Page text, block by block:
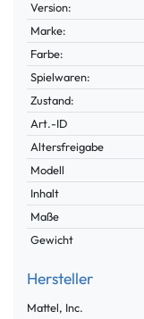
Version:
Marke:
Farbe:
Spielwaren:
Zustand:
Technisches
Merkmal
Wert
Art.-ID
Altersfreigabe
Modell
Inhalt
Maße
Gewicht
Hersteller
Mattel, Inc.